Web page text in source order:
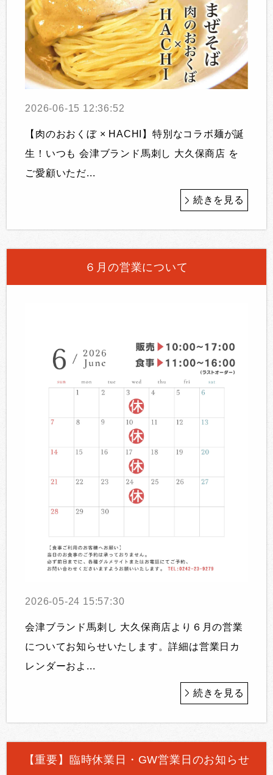
2026-06-15 12:36:52
【肉のおおくぼ × HACHI】特別なコラボ麺が誕
生！いつも 会津ブランド馬刺し 大久保商店 を
ご愛顧いただ...
続きを見る
６月の営業について
2026-05-24 15:57:30
会津ブランド馬刺し 大久保商店より６月の営業
についてお知らせいたします。詳細は営業日カ
レンダーおよ...
続きを見る
【重要】臨時休業日・GW営業日のお知らせ